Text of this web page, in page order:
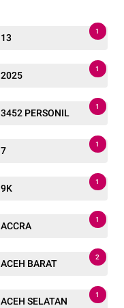
13
1
2025
1
3452 PERSONIL
1
7
1
9K
1
ACCRA
1
ACEH BARAT
2
ACEH SELATAN
1